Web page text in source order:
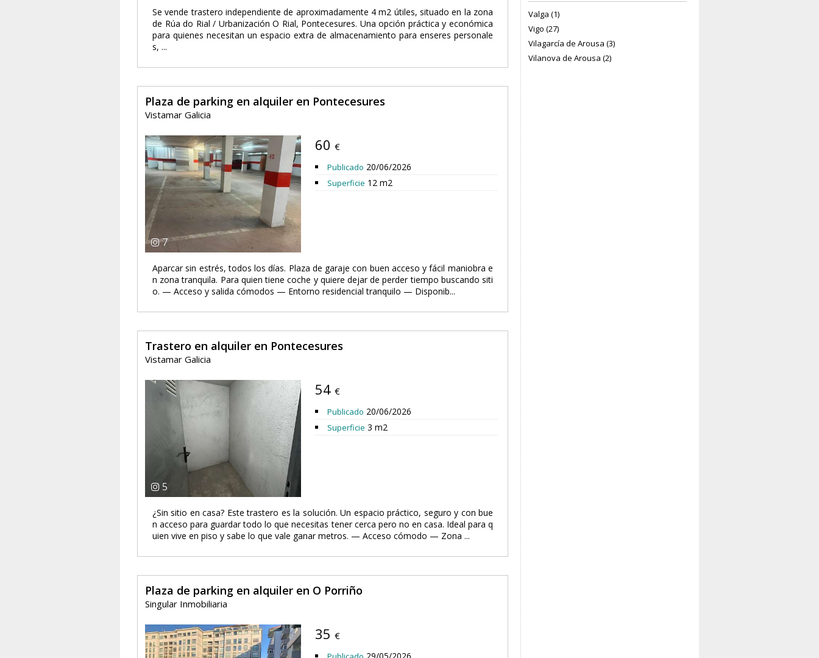
Valga (1)
Vigo (27)
Vilagarcía de Arousa (3)
Vilanova de Arousa (2)
Se vende trastero independiente de aproximadamente 4 m2 útiles, situado en la zona
de Rúa do Rial / Urbanización O Rial, Pontecesures. Una opción práctica y económica
para quienes necesitan un espacio extra de almacenamiento para enseres personale
s, ...
Plaza de parking en alquiler en Pontecesures
Vistamar Galicia
7
60 €
Publicado 20/06/2026
Superficie 12 m2
Aparcar sin estrés, todos los días. Plaza de garaje con buen acceso y fácil maniobra e
n zona tranquila. Para quien tiene coche y quiere dejar de perder tiempo buscando siti
o. — Acceso y salida cómodos — Entorno residencial tranquilo — Disponib...
Trastero en alquiler en Pontecesures
Vistamar Galicia
5
54 €
Publicado 20/06/2026
Superficie 3 m2
¿Sin sitio en casa? Este trastero es la solución. Un espacio práctico, seguro y con bue
n acceso para guardar todo lo que necesitas tener cerca pero no en casa. Ideal para q
uien vive en piso y sabe lo que vale ganar metros. — Acceso cómodo — Zona ...
Plaza de parking en alquiler en O Porriño
Singular Inmobiliaria
35 €